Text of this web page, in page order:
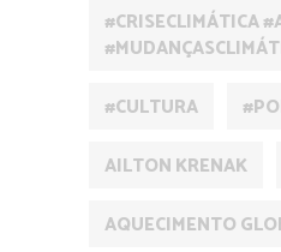
#CRISECLIMÁTICA
#CULTURA
AILTON KRENAK
AQUECIMENTO